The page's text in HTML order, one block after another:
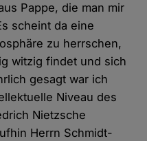
Pappe, die man mir
scheint da eine
zu herrschen,
witzig findet und sich
gesagt war ich
Niveau des
Nietzsche
Herrn Schmidt-